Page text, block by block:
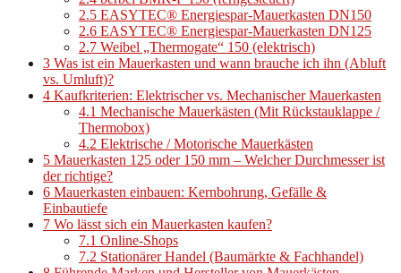
2.5 EASYTEC® Energiespar‑Mauerkasten DN150
2.6 EASYTEC® Energiespar‑Mauerkasten DN125
2.7 Weibel „Thermogate“ 150 (elektrisch)
3 Was ist ein Mauerkasten und wann brauche ich ihn (Abluft
vs. Umluft)?
4 Kaufkriterien: Elektrischer vs. Mechanischer Mauerkasten
4.1 Mechanische Mauerkästen (Mit Rückstauklappe /
Thermobox)
4.2 Elektrische / Motorische Mauerkästen
5 Mauerkasten 125 oder 150 mm – Welcher Durchmesser ist
der richtige?
6 Mauerkasten einbauen: Kernbohrung, Gefälle &
Einbautiefe
7 Wo lässt sich ein Mauerkasten kaufen?
7.1 Online-Shops
7.2 Stationärer Handel (Baumärkte & Fachhandel)